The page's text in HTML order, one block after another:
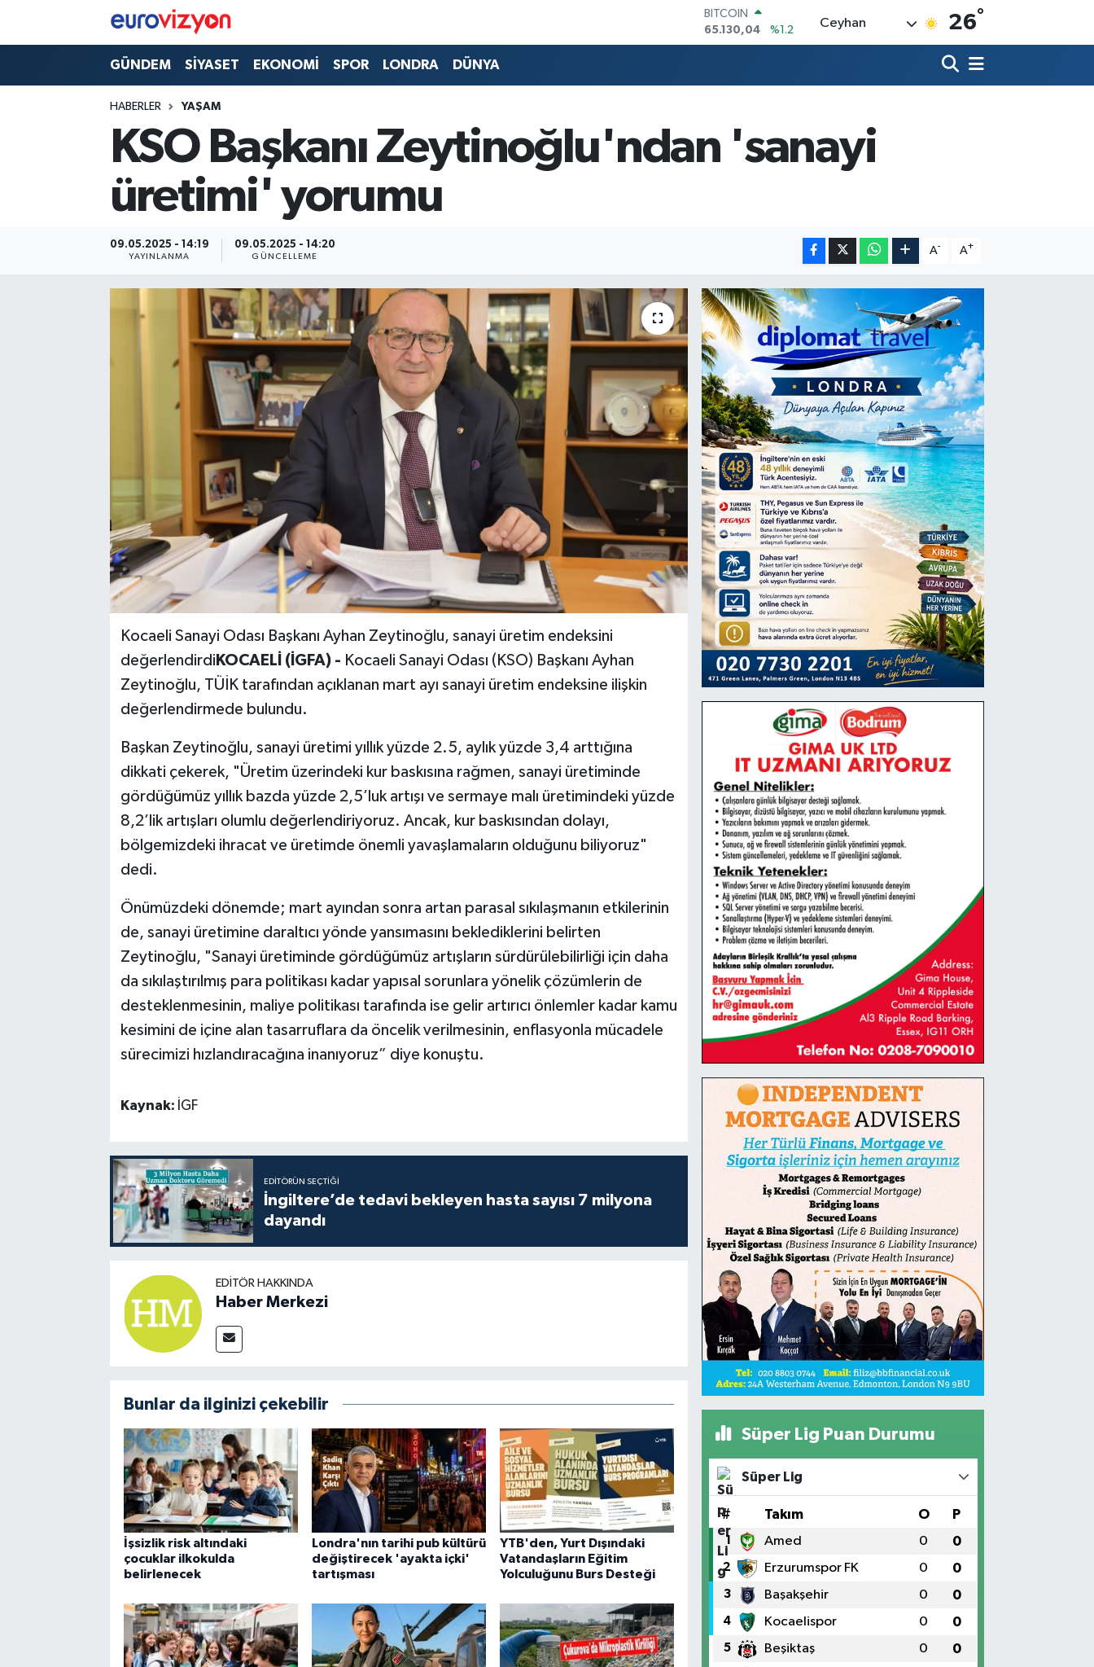
DOLAR
47,7106
%0.17
EURO
6648.99
BİST100
13.773
%-19
Ceyhan 26°
GÜNDEM SİYASET EKONOMİ SPOR LONDRA DÜNYA
HABERLER YAŞAM
KSO Başkanı Zeytinoğlu'ndan 'sanayi
üretimi' yorumu
09.05.2025 - 14:19
YAYINLANMA
09.05.2025 - 14:20
GÜNCELLEME
A- A+
Kocaeli Sanayi Odası Başkanı Ayhan Zeytinoğlu, sanayi üretim endeksini
değerlendirdi KOCAELİ (İGFA) - Kocaeli Sanayi Odası (KSO) Başkanı Ayhan
Zeytinoğlu, TÜİK tarafından açıklanan mart ayı sanayi üretim endeksine ilişkin
değerlendirmede bulundu.
Başkan Zeytinoğlu, sanayi üretimi yıllık yüzde 2.5, aylık yüzde 3,4 arttığına
dikkati çekerek, "Üretim üzerindeki kur baskısına rağmen, sanayi üretiminde
gördüğümüz yıllık bazda yüzde 2,5’luk artışı ve sermaye malı üretimindeki yüzde
8,2’lik artışları olumlu değerlendiriyoruz. Ancak, kur baskısından dolayı,
bölgemizdeki ihracat ve üretimde önemli yavaşlamaların olduğunu biliyoruz"
dedi.
Önümüzdeki dönemde; mart ayından sonra artan parasal sıkılaşmanın etkilerinin
de, sanayi üretimine daraltıcı yönde yansımasını beklediklerini belirten
Zeytinoğlu, "Sanayi üretiminde gördüğümüz artışların sürdürülebilirliği için daha
da sıkılaştırılmış para politikası kadar yapısal sorunlara yönelik çözümlerin de
desteklenmesinin, maliye politikası tarafında ise gelir artırıcı önlemler kadar kamu
kesimini de içine alan tasarruflara da öncelik verilmesinin, enflasyonla mücadele
sürecimizi hızlandıracağına inanıyoruz” diye konuştu.
Kaynak: İGF
EDITÖRÜN SEÇTIĞI
İngiltere’de tedavi bekleyen hasta sayısı 7 milyona
dayandı
EDITÖR HAKKINDA
Haber Merkezi
Bunlar da ilginizi çekebilir
İşsizlik risk altındaki
çocuklar ilkokulda
belirlenecek
Londra'nın tarihi pub kültürü
değiştirecek 'ayakta içki'
tartışması
YTB'den, Yurt Dışındaki
Vatandaşların Eğitim
Yolculuğunu Burs Desteği
Süper Lig Puan Durumu
Süper Lig
# Takım O P
1 Amed 0 0
2 Erzurumspor FK 0 0
3 Başakşehir 0 0
4 Kocaelispor 0 0
5 Beşiktaş 0 0